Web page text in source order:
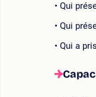
Qui
Qui
Qui a